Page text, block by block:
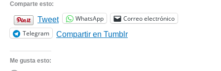
Comparte esto:
Tweet WhatsApp
Correo electrónico
Telegram
Compartir en Tumblr
Me gusta esto: